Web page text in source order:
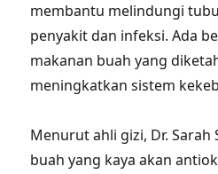
membantu melindungi
penyakit dan infeksi. Ada
makanan buah yang
meningkatkan sistem
Menurut ahli gizi, Dr. Sarah
buah yang kaya akan